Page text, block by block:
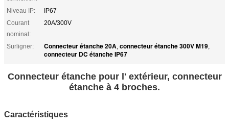
Niveau IP:
IP67
Courant
nominal:
20A/300V
Surligner: Connecteur étanche 20A, connecteur étanche 300V M19,
connecteur DC étanche IP67
Connecteur étanche pour l' extérieur, connecteur
étanche à 4 broches.
Caractéristiques